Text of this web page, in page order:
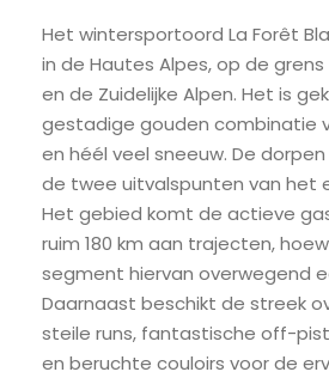
Het wintersportoord La Forêt
in de Hautes Alpes, op de
en de Zuidelijke Alpen. Het is
gestadige gouden combinatie
en héél veel sneeuw. De dorpen
de twee uitvalspunten van het
Het gebied komt de actieve
ruim 180 km aan trajecten,
segment hiervan overwegend
Daarnaast beschikt de streek
steile runs, fantastische off-
en beruchte couloirs voor de